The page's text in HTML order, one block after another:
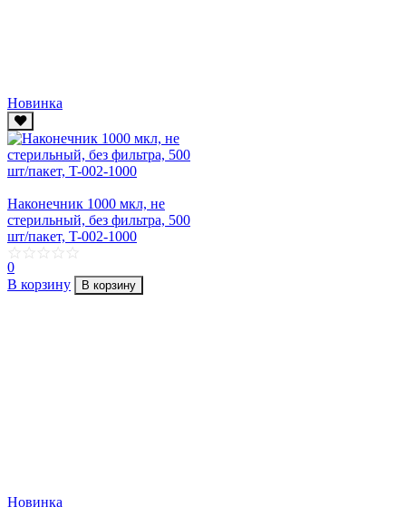
Новинка
Наконечник 1000 мкл, не
стерильный, без фильтра, 500
шт/пакет, T-002-1000
0
В корзину
В корзину
Новинка